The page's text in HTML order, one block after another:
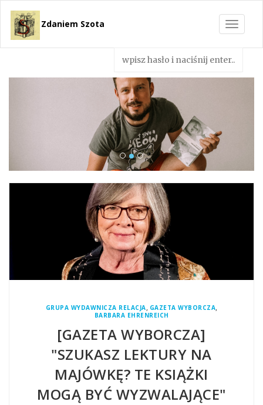
Toggle
Zdaniem Szota
GRUPA WYDAWNICZA RELACJA, GAZETA WYBORCZA,
BARBARA EHRENREICH
[GAZETA WYBORCZA]
"SZUKASZ LEKTURY NA
MAJÓWKĘ? TE KSIĄŻKI
MOGĄ BYĆ WYZWALAJĄCE"